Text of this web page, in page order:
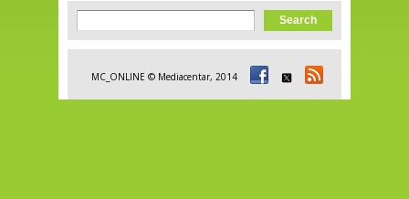
Search form
Search
MC_ONLINE © Mediacentar, 2014